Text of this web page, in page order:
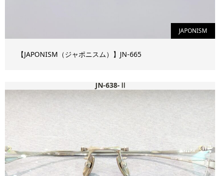
JAPONISM
【JAPONISM（ジャポニスム）】JN-665
JN-638-Ⅱ